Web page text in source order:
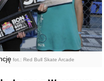
fot.: Red Bull Skate Arcade